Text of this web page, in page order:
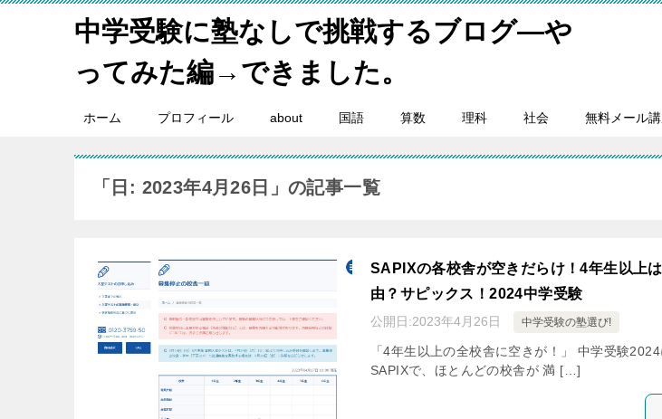
中学受験に塾なしで挑戦するブログ―や
ってみた編→できました。
ホーム プロフィール about 国語 算数 理科 社会 無料メール
「日: 2023年4月26日」の記事一覧
SAPIXの各校舎が空きだらけ！4年生以上
由？サピックス！2024中学受験
公開日:2023年4月26日 中学受験の塾選び!
「4年生以上の全校舎に空きが！」 中学受験
SAPIXで、ほとんどの校舎が 満 […]